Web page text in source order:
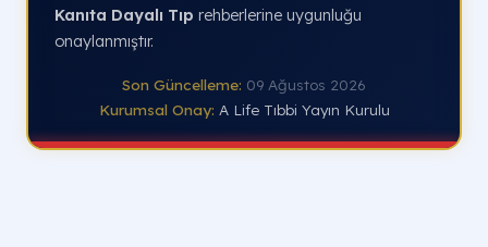
Kanıta Dayalı Tıp rehberlerine uygunluğu
onaylanmıştır.
Son Güncelleme: 09 Ağustos 2026
Kurumsal Onay: A Life Tıbbi Yayın Kurulu